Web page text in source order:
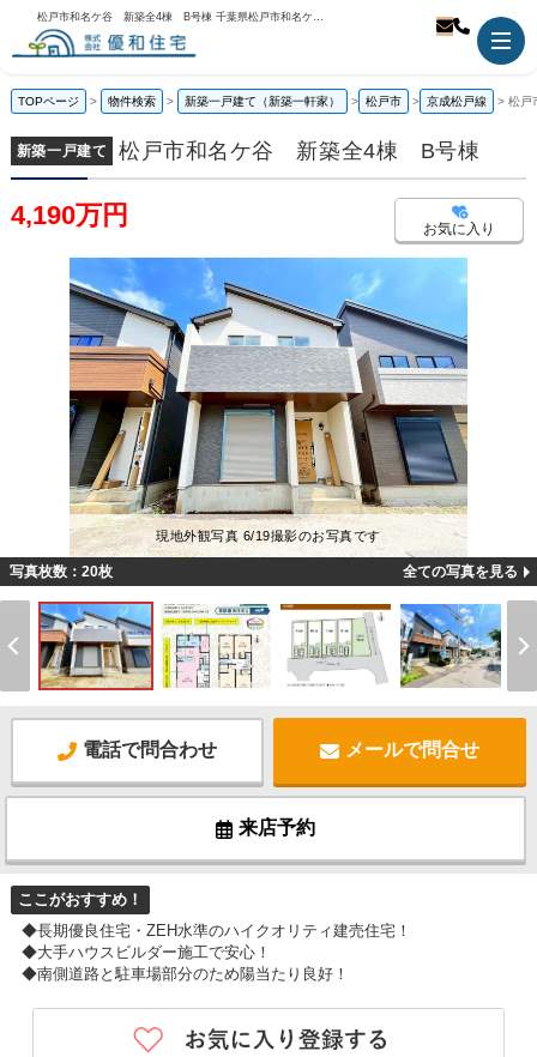
松戸市和名ケ谷 新築全4棟 B号棟 千葉県松戸市和名ケ谷 ｜4,190万円の新築一戸建て｜株式会社優和住宅
TOPページ 物件検索 新築一戸建て（新築一軒家） 松戸市 京成松戸線 松戸
新築一戸建て 松戸市和名ケ谷 新築全4棟 B号棟
4,190万円 お気に入り
現地外観写真 6/19撮影のお写真です
写真枚数：20枚 全ての写真を見る
電話で問合わせ メールで問合せ
来店予約
ここがおすすめ！
◆長期優良住宅・ZEH水準のハイクオリティ建売住宅！
◆大手ハウスビルダー施工で安心！
◆南側道路と駐車場部分のため陽当たり良好！